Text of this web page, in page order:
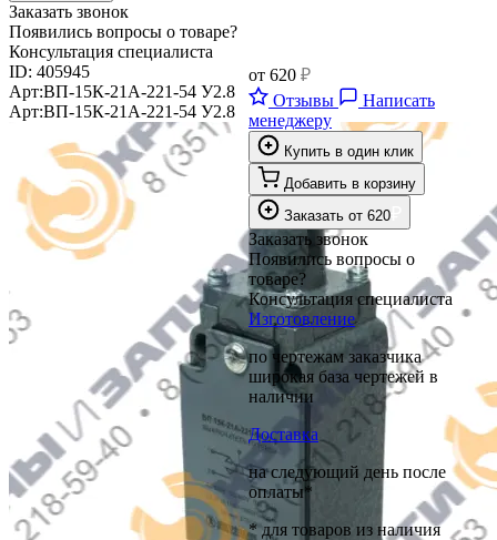
Заказать звонок
Появились вопросы о товаре?
Консультация специалиста
ID: 405945
Арт:ВП-15К-21А-221-54 У2.8
Арт:ВП-15К-21А-221-54 У2.8
от 620 ₽
Отзывы
Написать
менеджеру
Купить в один клик
Добавить в корзину
Заказать от 620
Заказать звонок
Появились вопросы о
товаре?
Консультация специалиста
Изготовление
по чертежам заказчика
широкая база чертежей в
наличии
Доставка
на следующий день после
оплаты*
* для товаров из наличия